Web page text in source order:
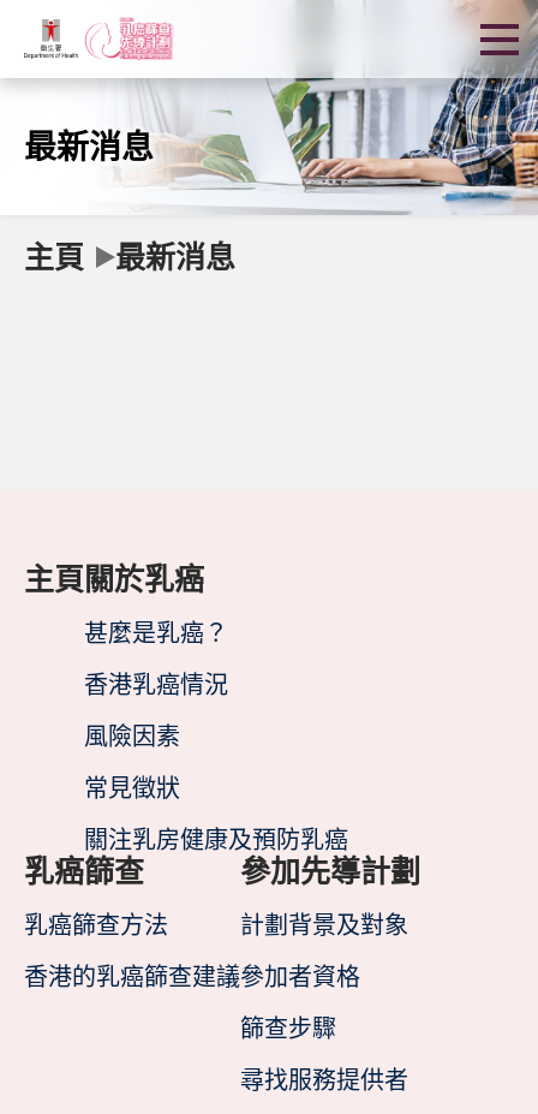
最新消息
主頁 最新消息
主頁關於乳癌
甚麼是乳癌？
香港乳癌情況
風險因素
常見徵狀
關注乳房健康及預防乳癌
乳癌篩查
乳癌篩查方法
香港的乳癌篩查建議
參加先導計劃
計劃背景及對象
參加者資格
篩查步驟
尋找服務提供者